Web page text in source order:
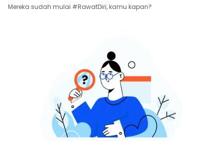
Mereka sudah mulai #RawatDiri, kamu kapan?